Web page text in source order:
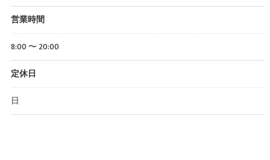
営業時間
8:00 〜 20:00
定休日
日